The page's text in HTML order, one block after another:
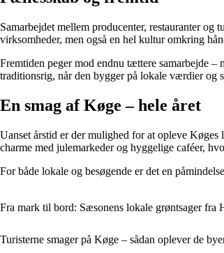
Samarbejdet mellem producenter, restauranter
virksomheder, men også en hel kultur omkring
Fremtiden peger mod endnu tættere samarbejde
traditionsrig, når den bygger på lokale værdier og
En smag af Køge – hele året
Uanset årstid er der mulighed for at opleve Køges
charme med julemarkeder og hyggelige caféer,
For både lokale og besøgende er det en
Fra mark til bord: Sæsonens lokale grøntsager fra
Turisterne smager på Køge – sådan oplever de